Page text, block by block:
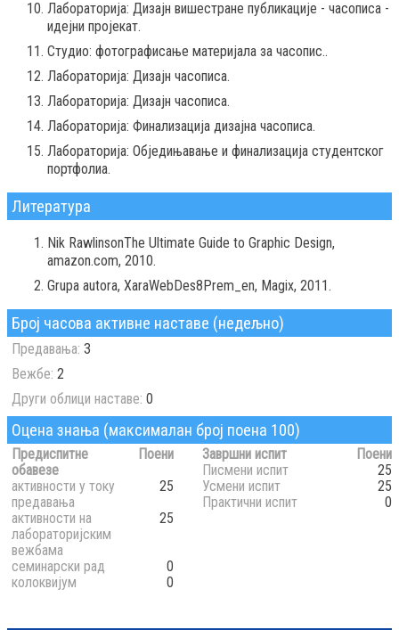
Лабораторија: Дизајн вишестране публикације - часописа -
идејни пројекат.
Студио: фотографисање материјала за часопис..
Лабораторија: Дизајн часописа.
Лабораторија: Дизајн часописа.
Лабораторија: Финализација дизајна часописа.
Лабораторија: Обједињавање и финализација студентског
портфолиа.
Литература
Nik RawlinsonThe Ultimate Guide to Graphic Design,
amazon.com, 2010.
Grupa autora, XaraWebDes8Prem_en, Magix, 2011.
Број часова активне наставе (недељно)
Предавања: 3
Вежбе: 2
Други облици наставе: 0
Оцена знања (максималан број поена 100)
Предиспитне
обавезе
Поени
активности у току
предавања
25
активности на
лабораторијским
вежбама
25
семинарски рад
0
колоквијум
0
Завршни испит
Поени
Писмени испит
25
Усмени испит
25
Практични испит
0